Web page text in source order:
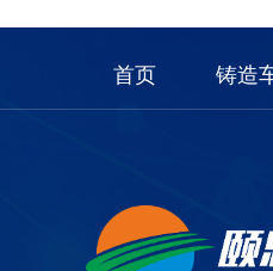
首页 铸造